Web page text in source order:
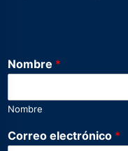
Nombre *
Nombre
C
o
Correo electrónico *